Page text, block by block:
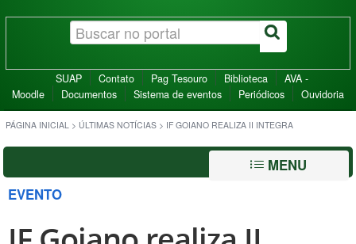
SUAP Contato Pag Tesouro Biblioteca
AVA -
Moodle
Documentos Sistema de eventos Periódicos Ouvidoria
PÁGINA INICIAL > ÚLTIMAS NOTÍCIAS > IF GOIANO REALIZA II INTEGRA
MENU
EVENTO